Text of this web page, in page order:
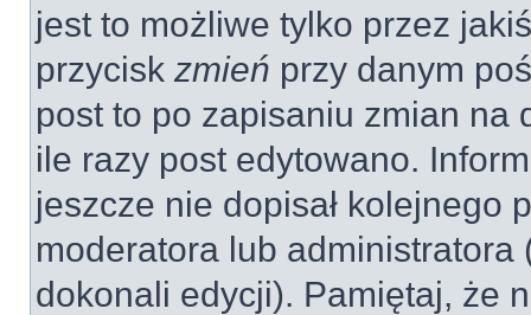
jest to możliwe tylko przez
przycisk zmień przy danym
post to po zapisaniu zmian na
ile razy post edytowano.
jeszcze nie dopisał kolejnego
moderatora lub
dokonali edycji). Pamiętaj, że